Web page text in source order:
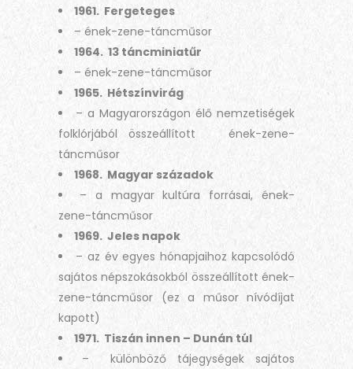
1961. Fergeteges
– ének-zene-táncműsor
1964. 13 táncminiatűr
– ének-zene-táncműsor
1965. Hétszínvirág
– a Magyarországon élő nemzetiségek
folklórjából összeállított ének-zene-
táncműsor
1968. Magyar századok
– a magyar kultúra forrásai, ének-
zene-táncműsor
1969. Jeles napok
– az év egyes hónapjaihoz kapcsolódó
sajátos népszokásokból összeállított ének-
zene-táncműsor (ez a műsor nívódíjat
kapott)
1971. Tiszán innen – Dunán túl
– különböző tájegységek sajátos